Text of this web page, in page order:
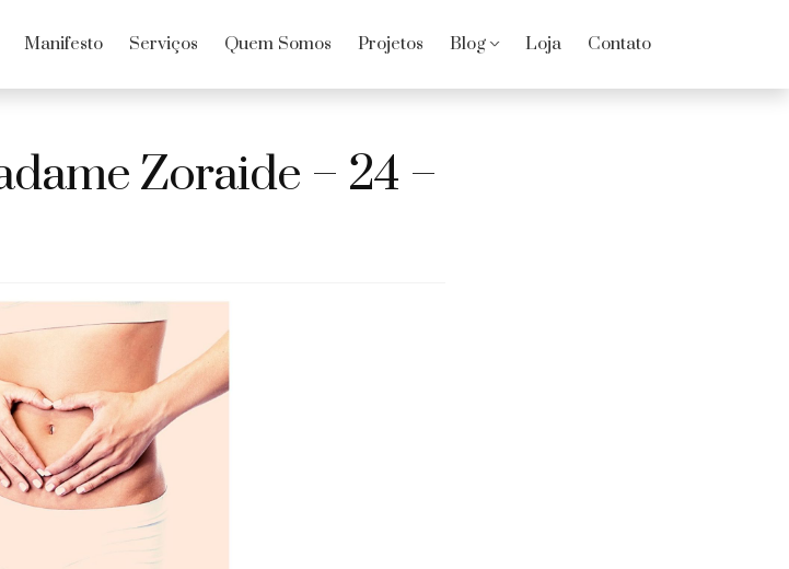
Manifesto Serviços Quem Somos Projetos Blog Loja Contato
Zoraide – 24 –